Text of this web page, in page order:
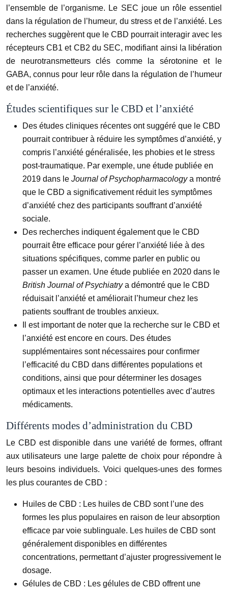
l’ensemble de l’organisme. Le SEC joue un rôle essentiel
dans la régulation de l’humeur, du stress et de l’anxiété. Les
recherches suggèrent que le CBD pourrait interagir avec les
récepteurs CB1 et CB2 du SEC, modifiant ainsi la libération
de neurotransmetteurs clés comme la sérotonine et le
GABA, connus pour leur rôle dans la régulation de l’humeur
et de l’anxiété.
Études scientifiques sur le CBD et l’anxiété
Des études cliniques récentes ont suggéré que le CBD
pourrait contribuer à réduire les symptômes d’anxiété, y
compris l’anxiété généralisée, les phobies et le stress
post-traumatique. Par exemple, une étude publiée en
2019 dans le Journal of Psychopharmacologya montré
que le CBD a significativement réduit les symptômes
d’anxiété chez des participants souffrant d’anxiété
sociale.
Des recherches indiquent également que le CBD
pourrait être efficace pour gérer l’anxiété liée à des
situations spécifiques, comme parler en public ou
passer un examen. Une étude publiée en 2020 dans le
British Journal of Psychiatrya démontré que le CBD
réduisait l’anxiété et améliorait l’humeur chez les
patients souffrant de troubles anxieux.
Il est important de noter que la recherche sur le CBD et
l’anxiété est encore en cours. Des études
supplémentaires sont nécessaires pour confirmer
l’efficacité du CBD dans différentes populations et
conditions, ainsi que pour déterminer les dosages
optimaux et les interactions potentielles avec d’autres
médicaments.
Différents modes d’administration du CBD
Le CBD est disponible dans une variété de formes, offrant
aux utilisateurs une large palette de choix pour répondre à
leurs besoins individuels. Voici quelques-unes des formes
les plus courantes de CBD :
Huiles de CBD : Les huiles de CBD sont l’une des
formes les plus populaires en raison de leur absorption
efficace par voie sublinguale. Les huiles de CBD sont
généralement disponibles en différentes
concentrations, permettant d’ajuster progressivement le
dosage.
Gélules de CBD : Les gélules de CBD offrent une